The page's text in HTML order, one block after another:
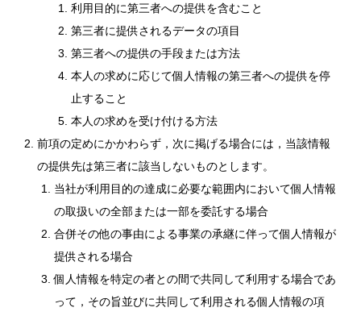
利用目的に第三者への提供を含むこと
第三者に提供されるデータの項目
第三者への提供の手段または方法
本人の求めに応じて個人情報の第三者への提供を停
止すること
本人の求めを受け付ける方法
前項の定めにかかわらず，次に掲げる場合には，当該情報
の提供先は第三者に該当しないものとします。
当社が利用目的の達成に必要な範囲内において個人情報
の取扱いの全部または一部を委託する場合
合併その他の事由による事業の承継に伴って個人情報が
提供される場合
個人情報を特定の者との間で共同して利用する場合であ
って，その旨並びに共同して利用される個人情報の項